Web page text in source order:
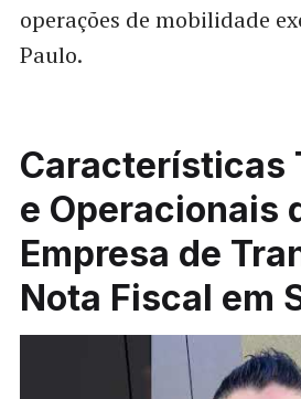
operações de mobilidade
Paulo.
Características
e Operacionais
Empresa de
Nota Fiscal em